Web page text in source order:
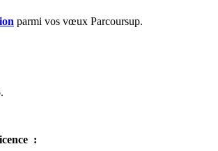
parmi vos vœux Parcoursup.
: